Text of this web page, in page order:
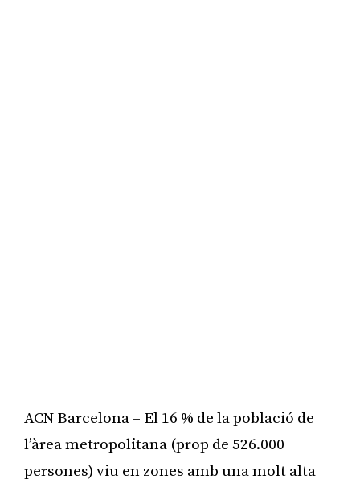
ACN Barcelona – El 16 % de la població de
l’àrea metropolitana (prop de 526.000
persones) viu en zones amb una molt alta